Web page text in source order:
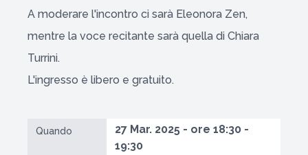
A moderare l'incontro ci sarà Eleonora Zen,
mentre la voce recitante sarà quella di Chiara
Turrini.
L'ingresso è libero e gratuito.
Quando
27 Mar. 2025 - ore 18:30 -
19:30